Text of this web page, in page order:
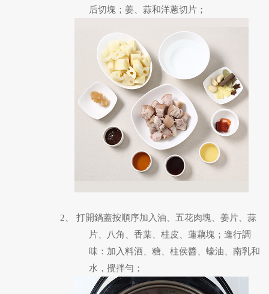
后切塊；姜、蒜和洋蔥切片；
2、 打開鍋蓋按順序加入油、五花肉塊、姜片、蒜
片、八角、香葉、桂皮、蓮藕塊；進行調
味：加入料酒、糖、柱侯醬、蠔油、南乳和
水，攪拌勻；